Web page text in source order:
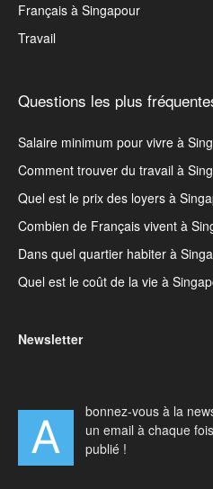
Français à Singapour
Travail
Questions les plus
Salaire minimum pour vivre à
Comment trouver du travail à
Quel est le prix des loyers à
Combien de Français vivent à
Dans quel quartier habiter à
Quel est le coût de la vie à
Newsletter
A
bonnez-vous à la
un email à chaque
publié !